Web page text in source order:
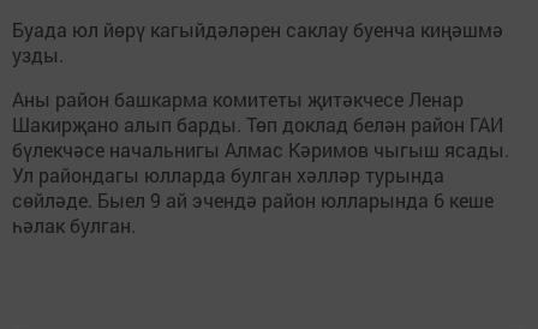
Буада юл йөрү кагыйдәләрен саклау буенча киңәшмә
узды.
Аны район башкарма комитеты җитәкчесе Ленар
Шакирҗано алып барды. Төп доклад белән район ГАИ
бүлекчәсе начальнигы Алмас Кәримов чыгыш ясады.
Ул райондагы юлларда булган хәлләр турында
сөйләде. Быел 9 ай эчендә район юлларында 6 кеше
һәлак булган.